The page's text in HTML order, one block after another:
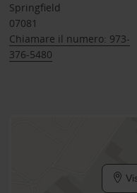
Springfield
07081
Chiamare il numero: 973-
376-5480